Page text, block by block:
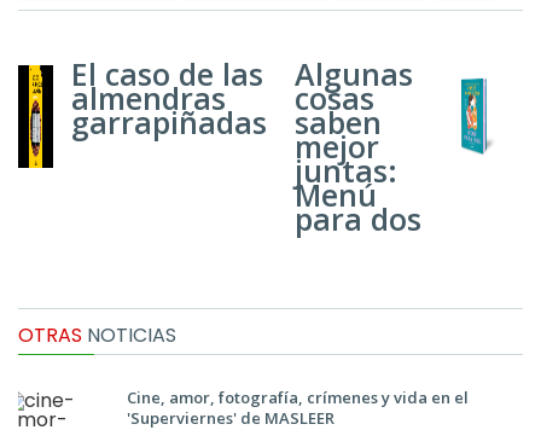
El caso de las
almendras
garrapiñadas
Algunas
cosas
saben
mejor
juntas:
Menú
para dos
OTRAS NOTICIAS
Cine, amor, fotografía, crímenes y vida en el
'Superviernes' de MASLEER